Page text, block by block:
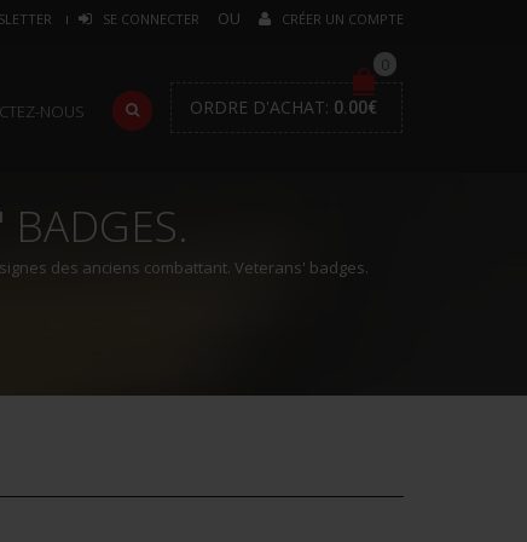
SE CONNECTER CRÉER UN COMPTE
NOUS
0
ORDRE D'ACHAT: 0.00€
des anciens combattant. Veterans' badges.